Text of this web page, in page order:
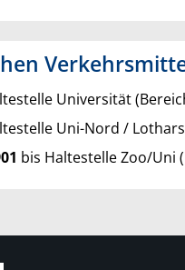
Universität
Uni-Nord /
bis Haltestelle Zoo/Uni